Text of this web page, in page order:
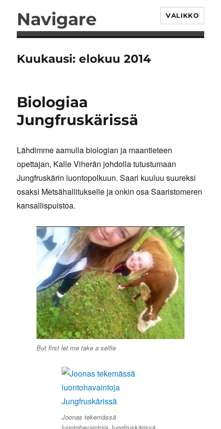
Navigare VALIKKO
Kuukausi:elokuu 2014
Biologiaa
Jungfruskärissä
Lähdimme aamulla biologian ja maantieteen
opettajan, Kalle Viherän johdolla tutustumaan
Jungfruskärin luontopolkuun. Saari kuuluu suureksi
osaksi Metsähallitukselle ja onkin osa Saaristomeren
kansallispuistoa.
But first let me take a selfie
Joonas tekemässä